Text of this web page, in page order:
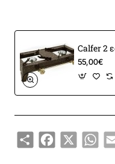
Για την ορθή
ρυθμιστής
Διαστάσεις
Calfer 2
55,00€
ShareFacebook
X